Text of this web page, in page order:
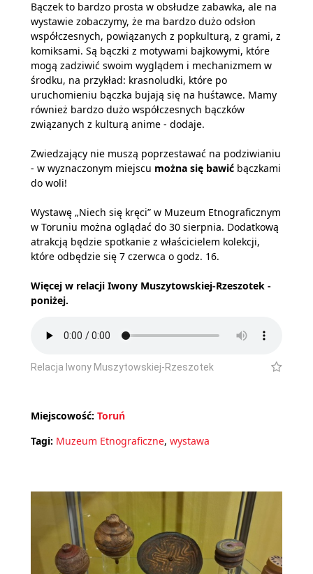
Bączek to bardzo prosta w obsłudze zabawka, ale na
wystawie zobaczymy, że ma bardzo dużo odsłon
współczesnych, powiązanych z popkulturą, z grami, z
komiksami. Są bączki z motywami bajkowymi, które
mogą zadziwić swoim wyglądem i mechanizmem w
środku, na przykład: krasnoludki, które po
uruchomieniu bączka bujają się na huśtawce. Mamy
również bardzo dużo współczesnych bączków
związanych z kulturą anime - dodaje.
Zwiedzający nie muszą poprzestawać na podziwianiu
- w wyznaczonym miejscu można się bawić bączkami
do woli!
Wystawę „Niech się kręci” w Muzeum Etnograficznym
w Toruniu można oglądać do 30 sierpnia. Dodatkową
atrakcją będzie spotkanie z właścicielem kolekcji,
które odbędzie się 7 czerwca o godz. 16.
Więcej w relacji Iwony Muszytowskiej-Rzeszotek -
poniżej.
Relacja Iwony Muszytowskiej-Rzeszotek
Miejscowość: Toruń
Tagi: Muzeum Etnograficzne, wystawa